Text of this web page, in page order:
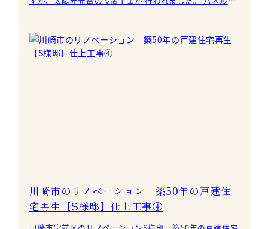
川崎市のリノベーション 築50年の戸建住
宅再生【S様邸】仕上工事④